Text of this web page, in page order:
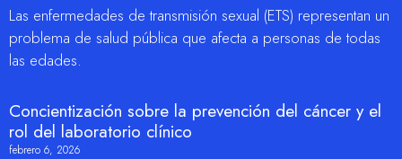
Las enfermedades de transmisión sexual (ETS) representan un
problema de salud pública que afecta a personas de todas
las edades.
Concientización sobre la prevención del cáncer y el
rol del laboratorio clínico
febrero 6, 2026